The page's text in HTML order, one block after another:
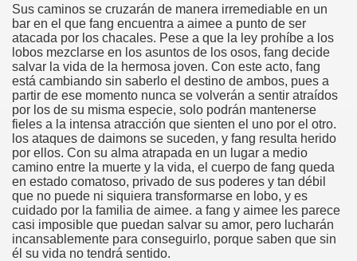
Sus caminos se cruzarán de manera irremediable en un
bar en el que fang encuentra a aimee a punto de ser
atacada por los chacales. Pese a que la ley prohíbe a los
lobos mezclarse en los asuntos de los osos, fang decide
salvar la vida de la hermosa joven. Con este acto, fang
está cambiando sin saberlo el destino de ambos, pues a
partir de ese momento nunca se volverán a sentir atraídos
por los de su misma especie, solo podrán mantenerse
fieles a la intensa atracción que sienten el uno por el otro.
los ataques de daimons se suceden, y fang resulta herido
por ellos. Con su alma atrapada en un lugar a medio
camino entre la muerte y la vida, el cuerpo de fang queda
en estado comatoso, privado de sus poderes y tan débil
que no puede ni siquiera transformarse en lobo, y es
cuidado por la familia de aimee. a fang y aimee les parece
casi imposible que puedan salvar su amor, pero lucharán
incansablemente para conseguirlo, porque saben que sin
él su vida no tendrá sentido.